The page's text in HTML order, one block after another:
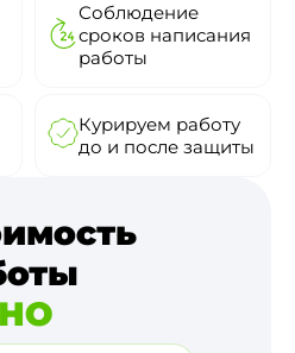
Соблюдение
сроков написания
работы
Курируем работу
до и после защиты